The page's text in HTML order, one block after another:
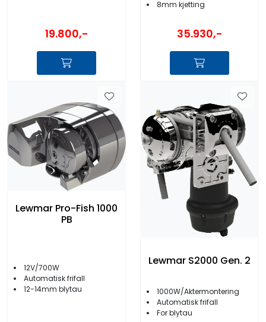
19.800,-
8mm kjetting
35.930,-
Lewmar Pro-Fish 1000
PB
12V/700W
Automatisk frifall
12-14mm blytau
Lewmar S2000 Gen. 2
1000W/Aktermontering
Automatisk frifall
For blytau